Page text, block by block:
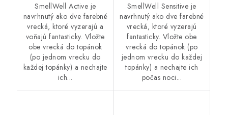
SmellWell Active je
navrhnutý ako dve farebné
vrecká, ktoré vyzerajú a
voňajú fantasticky. Vložte
obe vrecká do topánok
(po jednom vrecku do
každej topánky) a nechajte
ich...
SmellWell Sensitive je
navrhnutý ako dve farebné
vrecká, ktoré vyzerajú
fantasticky. Vložte obe
vrecká do topánok (po
jednom vrecku do každej
topánky) a nechajte ich
počas noci...